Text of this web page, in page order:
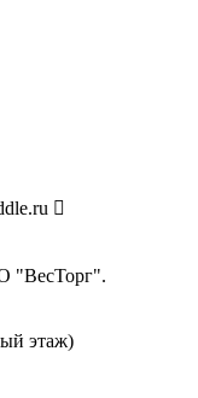
"ВесТорг".
этаж)